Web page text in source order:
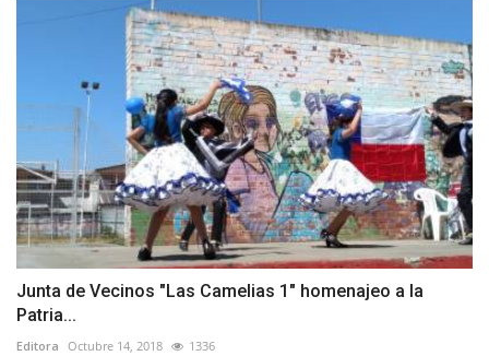
Junta de Vecinos "Las Camelias 1" homenajeo a la
Patria...
Editora Octubre 14, 2018 1336